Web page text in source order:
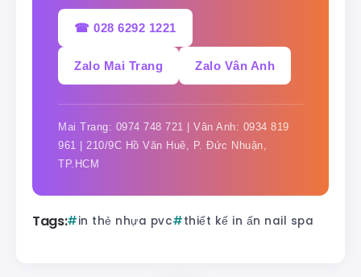
☎ 028 6292 1221
Zalo Mai Trang Zalo Vân Anh
Mai Trang: 0974 748 721 | Vân Anh: 0934 819
961 | 210/9C Hồ Văn Huê, P. Đức Nhuận,
TP.HCM
Tags: in thẻ nhựa pvc thiết kế in ấn nail spa